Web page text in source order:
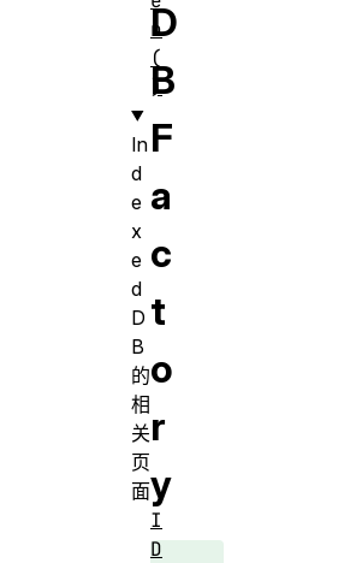
D
B
F
a
c
t
o
r
y
n
(
)
In
d
e
x
e
d
D
B
的
相
关
页
面
I
D